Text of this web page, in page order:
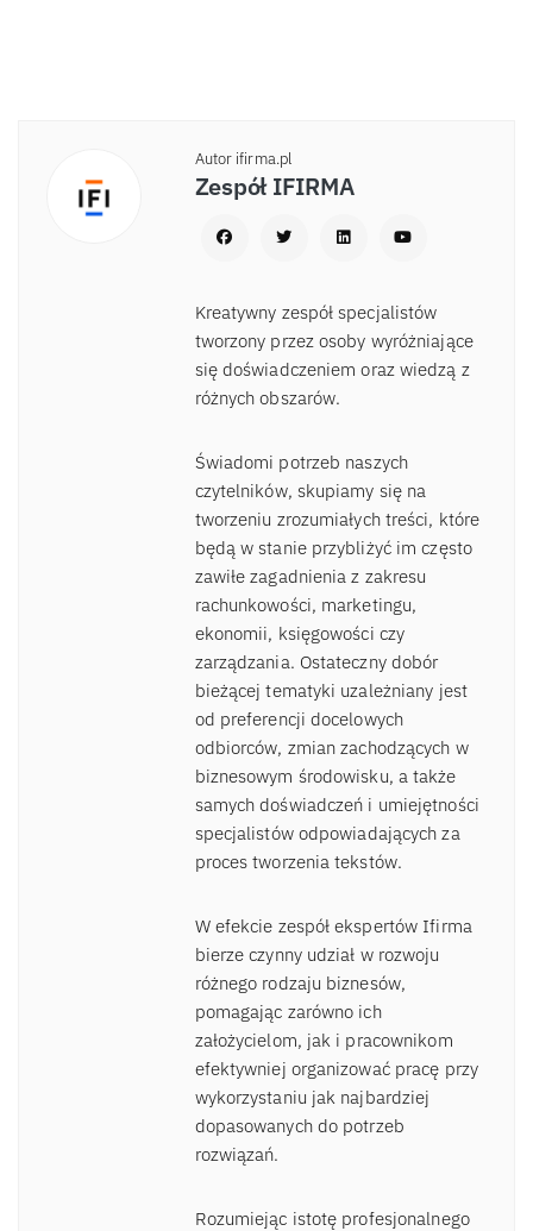
Autor ifirma.pl
Zespół IFIRMA
Kreatywny zespół specjalistów
tworzony przez osoby wyróżniające
się doświadczeniem oraz wiedzą z
różnych obszarów.
Świadomi potrzeb naszych
czytelników, skupiamy się na
tworzeniu zrozumiałych treści, które
będą w stanie przybliżyć im często
zawiłe zagadnienia z zakresu
rachunkowości, marketingu,
ekonomii, księgowości czy
zarządzania. Ostateczny dobór
bieżącej tematyki uzależniany jest
od preferencji docelowych
odbiorców, zmian zachodzących w
biznesowym środowisku, a także
samych doświadczeń i umiejętności
specjalistów odpowiadających za
proces tworzenia tekstów.
W efekcie zespół ekspertów Ifirma
bierze czynny udział w rozwoju
różnego rodzaju biznesów,
pomagając zarówno ich
założycielom, jak i pracownikom
efektywniej organizować pracę przy
wykorzystaniu jak najbardziej
dopasowanych do potrzeb
rozwiązań.
Rozumiejąc istotę profesjonalnego